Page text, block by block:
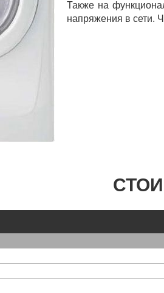
Также на
напряжения в сети.